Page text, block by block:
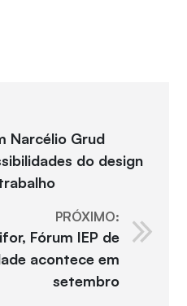
Narcélio Grud
do design
PRÓXIMO:
Fórum IEP de
acontece em
setembro